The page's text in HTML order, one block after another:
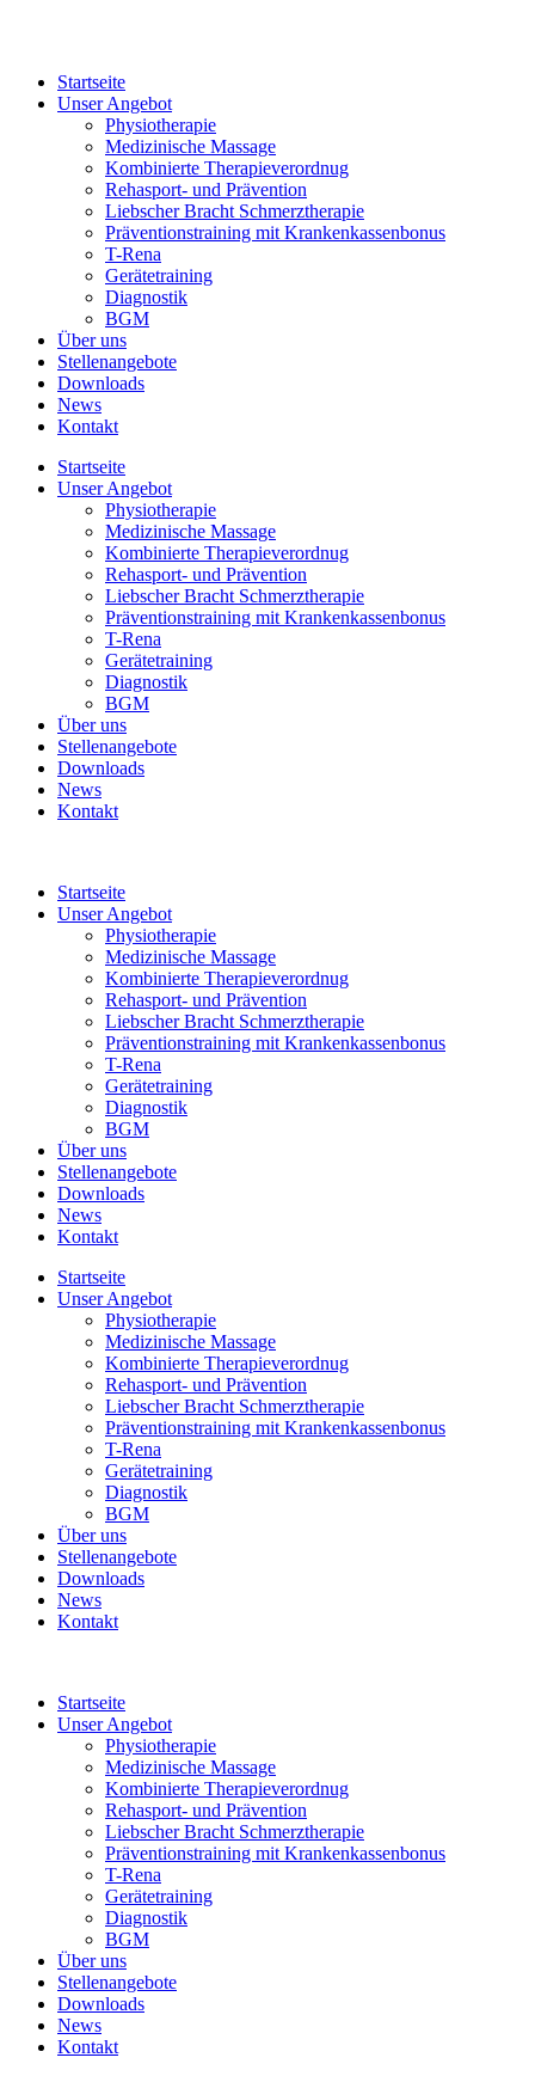
Startseite
Unser Angebot
Physiotherapie
Medizinische Massage
Kombinierte Therapieverordnug
Rehasport- und Prävention
Liebscher Bracht Schmerztherapie
Präventionstraining mit Krankenkassenbonus
T-Rena
Gerätetraining
Diagnostik
BGM
Über uns
Stellenangebote
Downloads
News
Kontakt
Startseite
Unser Angebot
Physiotherapie
Medizinische Massage
Kombinierte Therapieverordnug
Rehasport- und Prävention
Liebscher Bracht Schmerztherapie
Präventionstraining mit Krankenkassenbonus
T-Rena
Gerätetraining
Diagnostik
BGM
Über uns
Stellenangebote
Downloads
News
Kontakt
Startseite
Unser Angebot
Physiotherapie
Medizinische Massage
Kombinierte Therapieverordnug
Rehasport- und Prävention
Liebscher Bracht Schmerztherapie
Präventionstraining mit Krankenkassenbonus
T-Rena
Gerätetraining
Diagnostik
BGM
Über uns
Stellenangebote
Downloads
News
Kontakt
Startseite
Unser Angebot
Physiotherapie
Medizinische Massage
Kombinierte Therapieverordnug
Rehasport- und Prävention
Liebscher Bracht Schmerztherapie
Präventionstraining mit Krankenkassenbonus
T-Rena
Gerätetraining
Diagnostik
BGM
Über uns
Stellenangebote
Downloads
News
Kontakt
Startseite
Unser Angebot
Physiotherapie
Medizinische Massage
Kombinierte Therapieverordnug
Rehasport- und Prävention
Liebscher Bracht Schmerztherapie
Präventionstraining mit Krankenkassenbonus
T-Rena
Gerätetraining
Diagnostik
BGM
Über uns
Stellenangebote
Downloads
News
Kontakt